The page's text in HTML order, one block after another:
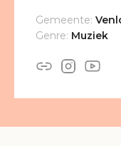
Gemeente:
Genre: Muziek